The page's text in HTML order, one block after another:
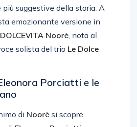
più suggestive della storia. A
emozionante versione in
DOLCEVITA Noorè, nota al
solista del trio Le Dolce
Porciatti e le
di Noorè si scopre